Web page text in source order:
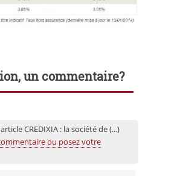
un commentaire?
CREDIXIA : la société de (...)
ou posez votre